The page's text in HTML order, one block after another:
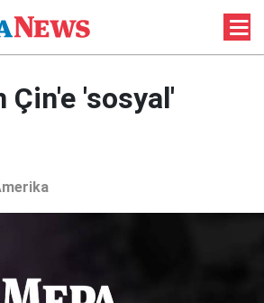
Çin'e 'sosyal'